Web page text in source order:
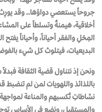
جروحاً يستعصي دواؤها.. وقد يورِث
أخلاقية، هيمنةً وتسلطاً على
المِحْلِ والفقر أحياناً، وأحياناً يفتح
البديعيات، فيتلوث كل شيء
ونحن إذ نتناول قضية الثقافة فبدلاً
باللذائذ واللهويات لمن لم تنضبط
نشاطاتِ تُكسبهم والمناعة
والمستقبل، ونضع في الأساس